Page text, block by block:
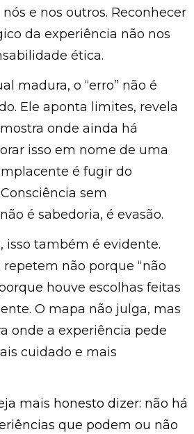
e nos outros. Reconhecer
da experiência não nos
ética.
madura, o “erro” não é
Ele aponta limites, revela
onde ainda há
isso em nome de uma
é fugir do
sem
é sabedoria, é evasão.
isso também é evidente.
repetem não porque “não
houve escolhas feitas
O mapa não julga, mas
onde a experiência pede
cuidado e mais
mais honesto dizer: não há
que podem ou não